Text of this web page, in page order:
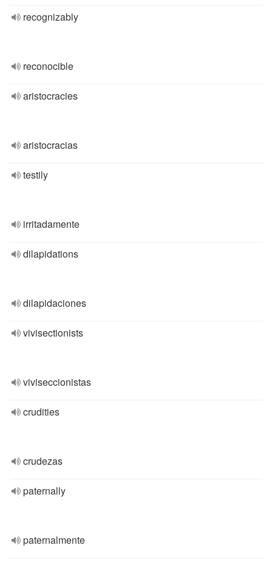
recognizably
reconocible
aristocracies
aristocracias
testily
irritadamente
dilapidations
dilapidaciones
vivisectionists
viviseccionistas
crudities
crudezas
paternally
paternalmente